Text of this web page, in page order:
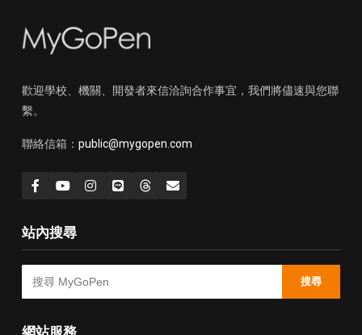
歡迎學校、機關、開發者來信洽詢合作事宜，我們將儘速與您聯
繫。
聯絡信箱： public@mygopen.com
站內搜尋
搜尋
網站服務